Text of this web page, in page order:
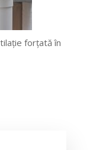
forțată în